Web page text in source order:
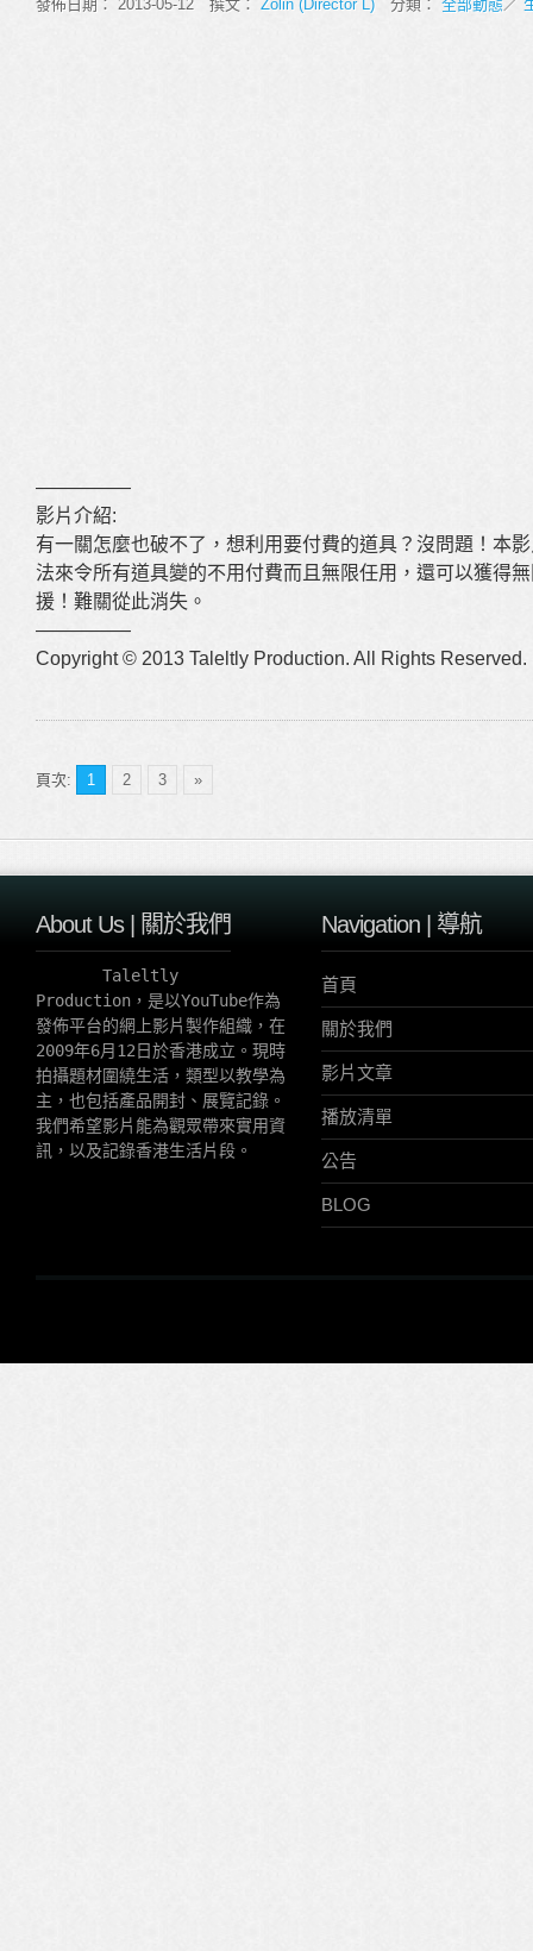
發佈日期： 2013-05-12 撰文： Zolin (Director L) 分類： 全部動態／
—————
影片介紹:
有一關怎麼也破不了，想利用要付費的道具？沒問題！本
法來令所有道具變的不用付費而且無限任用，還可以獲得
援！難關從此消失。
—————
Copyright © 2013 Taleltly Production. All Rights Reserved.
頁次: 1 2 3 »
About Us | 關於我們
Taleltly
Production，是以YouTube作為
發佈平台的網上影片製作組織，在
2009年6月12日於香港成立。現時
拍攝題材圍繞生活，類型以教學為
主，也包括產品開封、展覽記錄。
我們希望影片能為觀眾帶來實用資
訊，以及記錄香港生活片段。
Navigation | 導航
首頁
關於我們
影片文章
播放清單
公告
BLOG